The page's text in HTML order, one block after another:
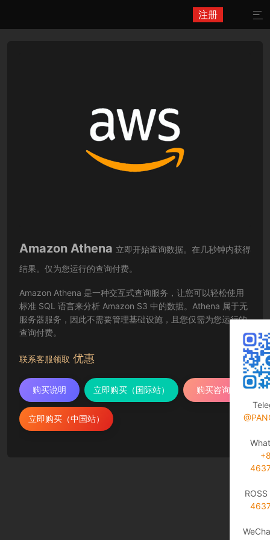
注册 
Amazon Athena 立即开始查询数据。在几秒钟内获得
结果。仅为您运行的查询付费。
Amazon Athena 是一种交互式查询服务，让您可以轻松使用
标准 SQL 语言来分析 Amazon S3 中的数据。Athena 属于无
服务器服务，因此不需要管理基础设施，且您仅需为您运行的
查询付费。
联系客服领取 优惠
购买说明 立即购买（国际站） 购买咨询
立即购买（中国站）